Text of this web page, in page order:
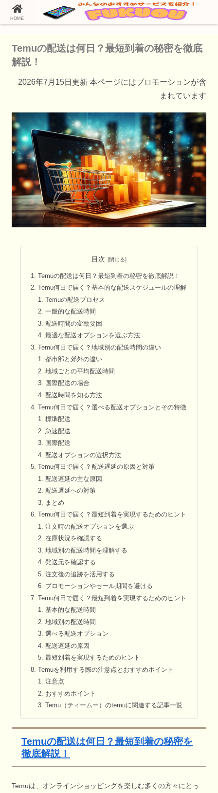
ホーム Temu（テム）の通販情報
Temuの配送は何日？最短到着の秘密を徹底
解説！
2026年7月15日更新 本ページにはプロモーションが含
まれています
目次
Temuの配送は何日？最短到着の秘密を徹底解説！
Temu何日で届く？基本的な配送スケジュールの理解
Temuの配送プロセス
一般的な配送時間
配送時間の変動要因
最適な配送オプションを選ぶ方法
Temu何日で届く？地域別の配送時間の違い
都市部と郊外の違い
地域ごとの平均配送時間
国際配送の場合
配送時間を知る方法
Temu何日で届く？選べる配送オプションとその特徴
標準配送
急速配送
国際配送
配送オプションの選択方法
Temu何日で届く？配送遅延の原因と対策
配送遅延の主な原因
配送遅延への対策
まとめ
Temu何日で届く？最短到着を実現するためのヒント
注文時の配送オプションを選ぶ
在庫状況を確認する
地域別の配送時間を理解する
発送元を確認する
注文後の追跡を活用する
プロモーションやセール期間を避ける
Temu何日で届く？最短到着を実現するためのヒント
基本的な配送時間
地域別の配送時間
選べる配送オプション
配送遅延の原因
最短到着を実現するためのヒント
Temuを利用する際の注意点とおすすめポイント
注意点
おすすめポイント
Temu（ティームー）のtemuに関連する記事一覧
Temuの配送は何日？最短到着の秘密を
徹底解説！
Temuは、オンラインショッピングを楽しむ多くの方々にとっ
HOME